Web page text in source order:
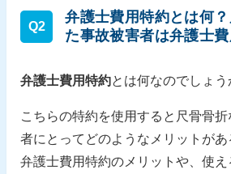
Q2
弁護士費用特約とは何
た事故被害者は弁護士
弁護士費用特約とは何なのでしょう
こちらの特約を使用すると尺骨骨
者にとってどのようなメリットがあ
弁護士費用特約のメリットや、使え